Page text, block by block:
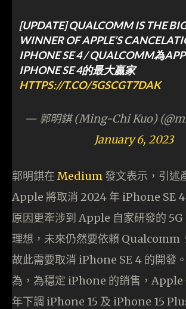
[UPDATE] QUALCOMM IS THE
WINNER OF APPLE’S
IPHONE SE 4 / QUALCOMM為
IPHONE SE 4的最大贏家
HTTPS://T.CO/5GSCGT7DAK
— 郭明錤 (Ming-Chi Kuo)
January 6, 2023
郭明錤在 Medium 發文表示，引述
Apple 將取消 2024 年 iPhone SE 4
原因更牽涉到 Apple 自家研發的 5G
理想，未來仍然要依賴 Qualcomm
故此需要取消 iPhone SE 4 的開發
為，為穩定 iPhone 的銷售，Apple
年下調 iPhone 15 及 iPhone 15